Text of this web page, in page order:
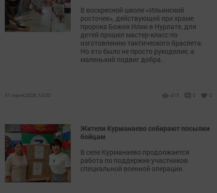
В воскресной школе «Ильинский
росточек», действующей при храме
пророка Божия Илии в Нурлате, для
детей прошел мастер-класс по
изготовлению тактического браслета.
Но это было не просто рукоделие, а
маленький подвиг добра.
31 июля 2026, 14:00 415 0 0
Жители Курманаево собирают посылки
бойцам
В селе Курманаево продолжается
работа по поддержке участников
специальной военной операции.